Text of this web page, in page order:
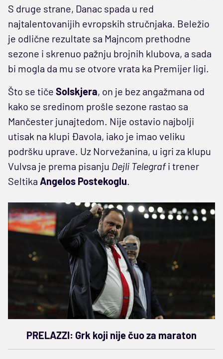
S druge strane, Danac spada u red
najtalentovanijih evropskih stručnjaka. Beležio
je odlične rezultate sa Majncom prethodne
sezone i skrenuo pažnju brojnih klubova, a sada
bi mogla da mu se otvore vrata ka Premijer ligi.
Što se tiče Solskjera, on je bez angažmana od
kako se sredinom prošle sezone rastao sa
Mančester junajtedom. Nije ostavio najbolji
utisak na klupi Đavola, iako je imao veliku
podršku uprave. Uz Norvežanina, u igri za klupu
Vulvsa je prema pisanju Dejli Telegrafi trener
Seltika Angelos Postekoglu.
PRELAZZI: Grk koji nije čuo za maraton